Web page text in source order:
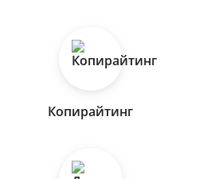
Копирайтинг